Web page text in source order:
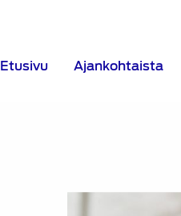
Etusivu Ajankohtaista